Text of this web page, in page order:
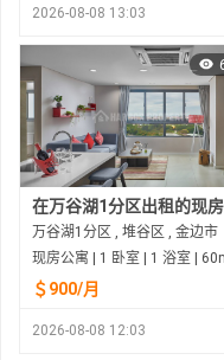
2026-08-08 13:03
万谷湖1分区 , 堆谷区 , 金边市
现房公寓 | 1 卧室 | 1 浴室 |
＄900/月
2026-08-08 12:03